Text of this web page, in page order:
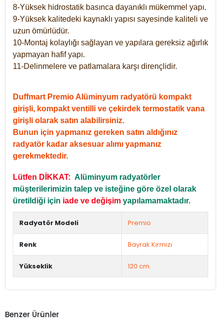
8-Yüksek hidrostatik basınca dayanıklı mükemmel yapı.
9-Yüksek kalitedeki kaynaklı yapısı sayesinde kaliteli ve
uzun ömürlüdür.
10-Montaj kolaylığı sağlayan ve yapılara gereksiz ağırlık
yapmayan hafif yapı.
11-Delinmelere ve patlamalara karşı dirençlidir.
Duffmart Premio Alüminyum radyatörü kompakt
girişli, kompakt ventilli ve çekirdek termostatik vana
girişli olarak satın alabilirsiniz.
Bunun için yapmanız gereken satın aldığınız
radyatör kadar aksesuar alımı yapmanız
gerekmektedir.
Lütfen DİKKAT: Alüminyum radyatörler
müşterilerimizin talep ve isteğine göre özel olarak
üretildiği için iade ve değişim yapılamamaktadır.
Radyatör Modeli Premio
Renk Bayrak Kırmızı
Yükseklik 120 cm.
Benzer Ürünler